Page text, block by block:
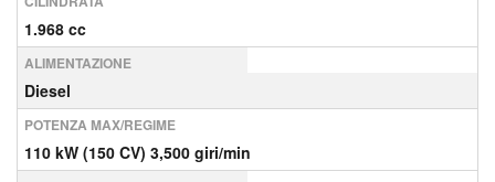
1.968 cc
ALIMENTAZIONE
Diesel
POTENZA MAX/REGIME
110 kW (150 CV) 3,500 giri/min